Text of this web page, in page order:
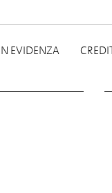
EVIDENZA